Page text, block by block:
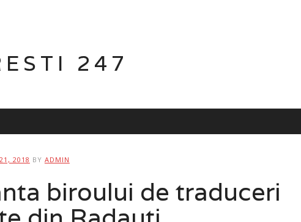
247
2018 BY ADMIN
biroului de traduceri